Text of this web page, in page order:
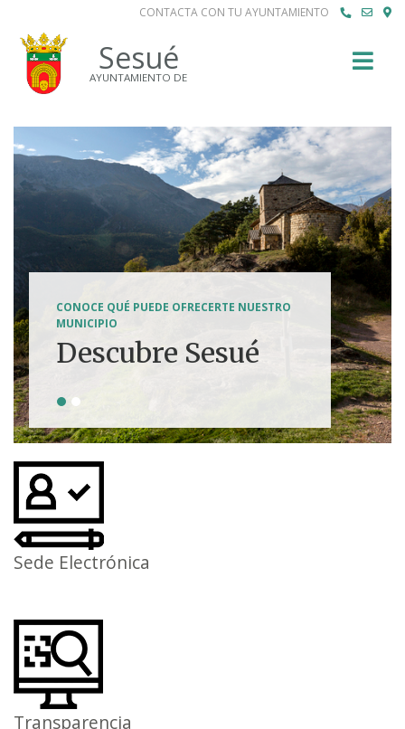
CONTACTA CON TU AYUNTAMIENTO
Sesué
AYUNTAMIENTO DE
CONOCE QUÉ PUEDE OFRECERTE NUESTRO
MUNICIPIO
Descubre Sesué
Tierra de
aventuras
Sede Electrónica
Transparencia